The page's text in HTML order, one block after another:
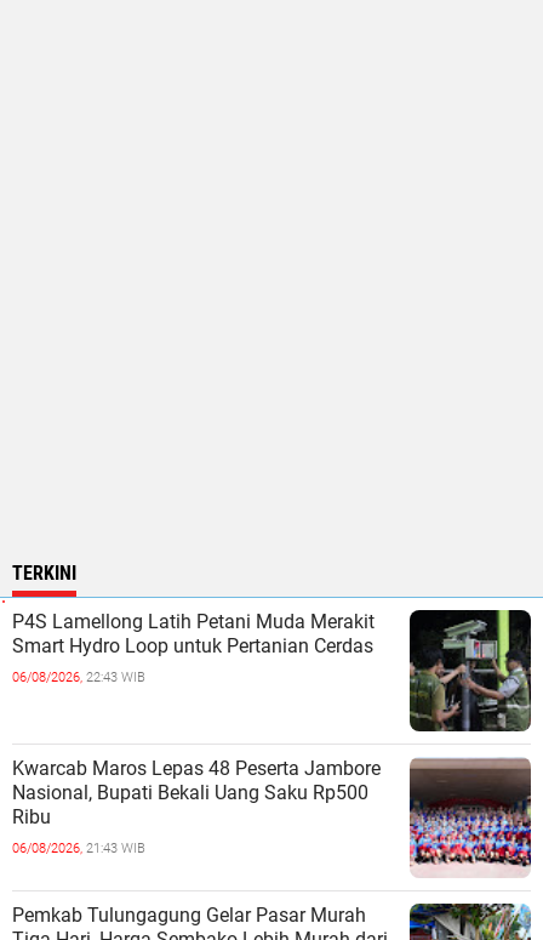
TERKINI
P4S Lamellong Latih Petani Muda Merakit
Smart Hydro Loop untuk Pertanian Cerdas
06/08/2026, 22:43 WIB
Kwarcab Maros Lepas 48 Peserta Jambore
Nasional, Bupati Bekali Uang Saku Rp500
Ribu
06/08/2026, 21:43 WIB
Pemkab Tulungagung Gelar Pasar Murah